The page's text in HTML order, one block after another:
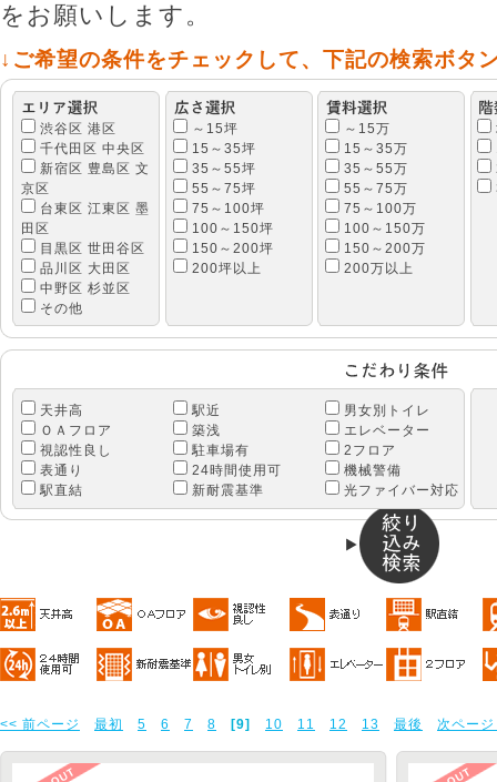
をお願いします。
↓ご希望の条件をチェックして、下記の検索ボタ
渋谷区 港区
千代田区 中央区
新宿区 豊島区 文
京区
台東区 江東区 墨
田区
目黒区 世田谷区
品川区 大田区
中野区 杉並区
その他
～15坪
15～35坪
35～55坪
55～75坪
75～100坪
100～150坪
150～200坪
200坪以上
～15万
15～35万
35～55万
55～75万
75～100万
100～150万
150～200万
200万以上
天井高
ＯＡフロア
視認性良し
表通り
駅直結
駅近
築浅
駐車場有
24時間使用可
新耐震基準
男女別トイレ
エレベーター
2フロア
機械警備
光ファイバー対応
<< 前ページ 最初 5 6 7 8 [9] 10 11 12 13 最後 次ペー